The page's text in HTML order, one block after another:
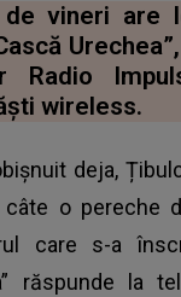
vineri are
Radio
wireless.
deja,
o pereche
care s-a
răspunde la